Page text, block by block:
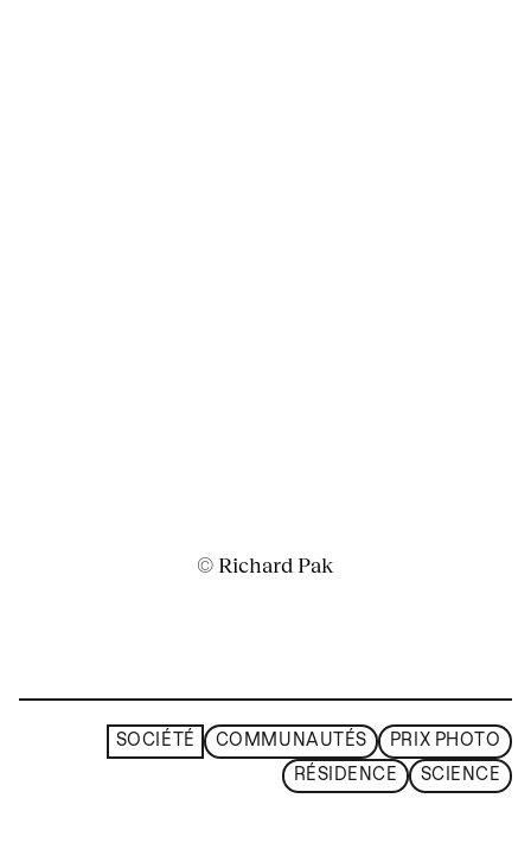
© Richard Pak
SOCIÉTÉ COMMUNAUTÉS PRIX PHOTO
RÉSIDENCE SCIENCE